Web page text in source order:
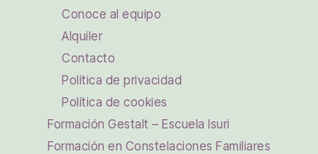
Conoce al equipo
Alquiler
Contacto
Política de privacidad
Política de cookies
Formación Gestalt – Escuela Isuri
Formación en Constelaciones Familiares